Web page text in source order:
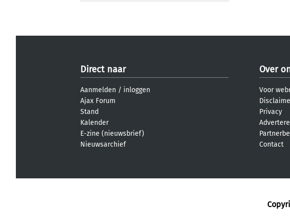
Direct naar
Aanmelden / inloggen
Ajax Forum
Stand
Kalender
E-zine (nieuwsbrief)
Nieuwsarchief
Over
Voor
Privacy
Contact